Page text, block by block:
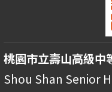
桃園市立壽山高級中
Shou Shan Senior